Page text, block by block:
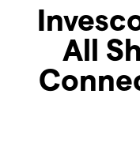
All